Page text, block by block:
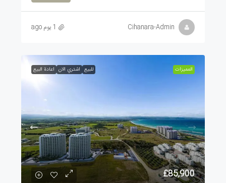
Cihanara-Admin 1 يوم ago
الممیزات للبيع اشتري الان اعادة البيع
£85,900